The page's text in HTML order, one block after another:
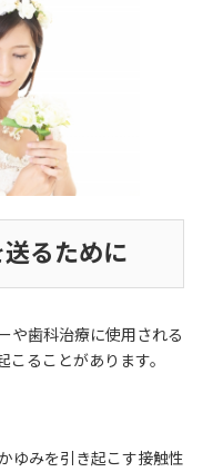
るために
や歯科治療に使用される
ることがあります。
ゆみを引き起こす接触性